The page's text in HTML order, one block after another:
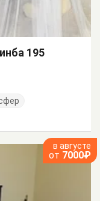
195
в августе
от 7000₽